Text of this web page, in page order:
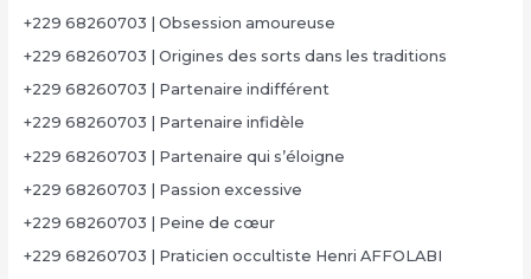
+229 68260703 | Obsession amoureuse
+229 68260703 | Origines des sorts dans les traditions
+229 68260703 | Partenaire indifférent
+229 68260703 | Partenaire infidèle
+229 68260703 | Partenaire qui s’éloigne
+229 68260703 | Passion excessive
+229 68260703 | Peine de cœur
+229 68260703 | Praticien occultiste Henri AFFOLABI